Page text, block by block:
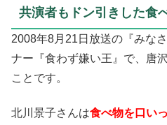
共演者もドン引きした食
2008年8月21日放送の『みな
ナー『食わず嫌い王』で、唐
ことです。
北川景子さんは食べ物を口い